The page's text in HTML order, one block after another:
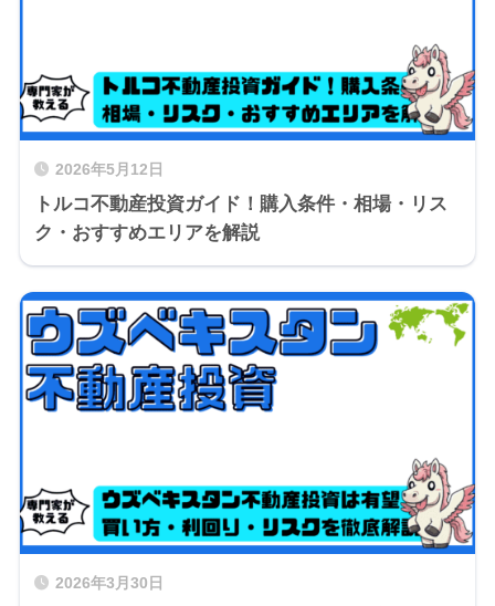
2026年5月12日
トルコ不動産投資ガイド！購入条件・相場・リス
ク・おすすめエリアを解説
2026年3月30日